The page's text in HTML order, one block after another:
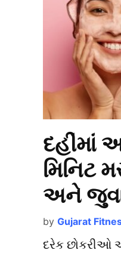
દહીંમાં
મિનિટ
અને
by Gujarat
દરેક છોકરીઓ